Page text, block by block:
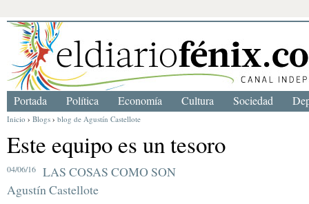
Inicio › Blogs › blog de Agustín Castellote
Este equipo es un tesoro
04/06/16
LAS COSAS COMO SON
Agustín Castellote
Portada Política Economía Cultura Sociedad